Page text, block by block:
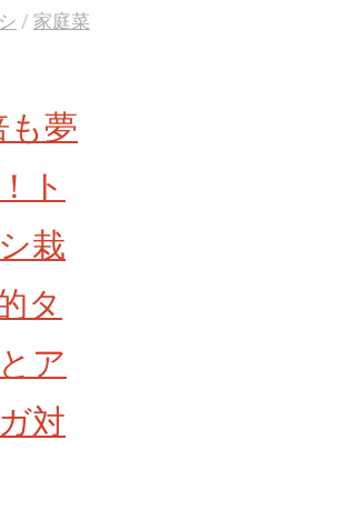
/ 家庭菜
も夢
ト
栽
タ
ア
対